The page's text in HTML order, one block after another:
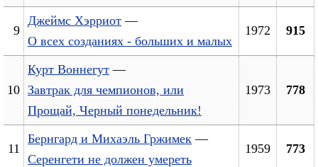
9
Джеймс Хэрриот —
О всех созданиях - больших и малых
1972 915
10
Курт Воннегут —
Завтрак для чемпионов, или
Прощай, Черный понедельник!
1973 778
11
Бернгард и Михаэль Гржимек —
Серенгети не должен умереть
1959 773